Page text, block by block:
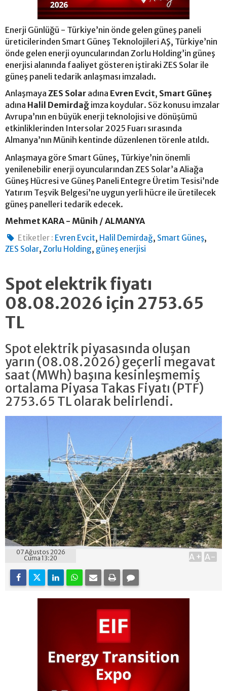
Enerji Günlüğü - Türkiye’nin önde gelen güneş paneli
üreticilerinden Smart Güneş Teknolojileri AŞ, Türkiye’nin
önde gelen enerji oyuncularından Zorlu Holding’in güneş
enerjisi alanında faaliyet gösteren iştiraki ZES Solar ile
güneş paneli tedarik anlaşması imzaladı.
Anlaşmaya ZES Solar adına Evren Evcit, Smart Güneş
adına Halil Demirdağ imza koydular. Söz konusu imzalar
Avrupa’nın en büyük enerji teknolojisi ve dönüşümü
etkinliklerinden Intersolar 2025 Fuarı sırasında
Almanya’nın Münih kentinde düzenlenen törenle atıldı.
Anlaşmaya göre Smart Güneş, Türkiye’nin önemli
yenilenebilir enerji oyuncularından ZES Solar’a Aliağa
Güneş Hücresi ve Güneş Paneli Entegre Üretim Tesisi’nde
Yatırım Teşvik Belgesi’ne uygun yerli hücre ile üretilecek
güneş panelleri tedarik edecek.
Mehmet KARA - Münih / ALMANYA
Etiketler : Evren Evcit, Halil Demirdağ, Smart Güneş,
ZES Solar, Zorlu Holding, güneş enerjisi
Spot elektrik fiyatı
08.08.2026 için 2753.65
TL
Spot elektrik piyasasında oluşan
yarın (08.08.2026) geçerli megavat
saat (MWh) başına kesinleşmemiş
ortalama Piyasa Takas Fiyatı (PTF)
2753.65 TL olarak belirlendi.
07 Ağustos 2026
Cuma 13:20
A+ A-